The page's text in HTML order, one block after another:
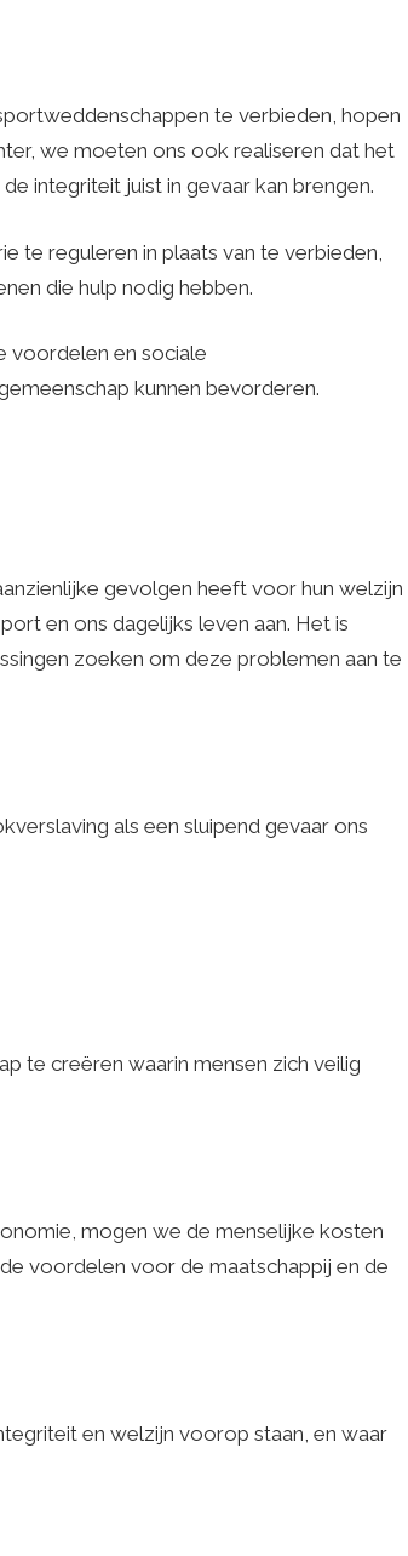
te verbieden, hopen
we moeten ons ook realiseren dat het
integriteit juist in gevaar kan brengen.
te reguleren in plaats van te verbieden,
die hulp nodig hebben.
voordelen en sociale
kunnen bevorderen.
gevolgen heeft voor hun welzijn
en ons dagelijks leven aan. Het is
zoeken om deze problemen aan te
als een sluipend gevaar ons
te creëren waarin mensen zich veilig
mogen we de menselijke kosten
voordelen voor de maatschappij en de
en welzijn voorop staan, en waar